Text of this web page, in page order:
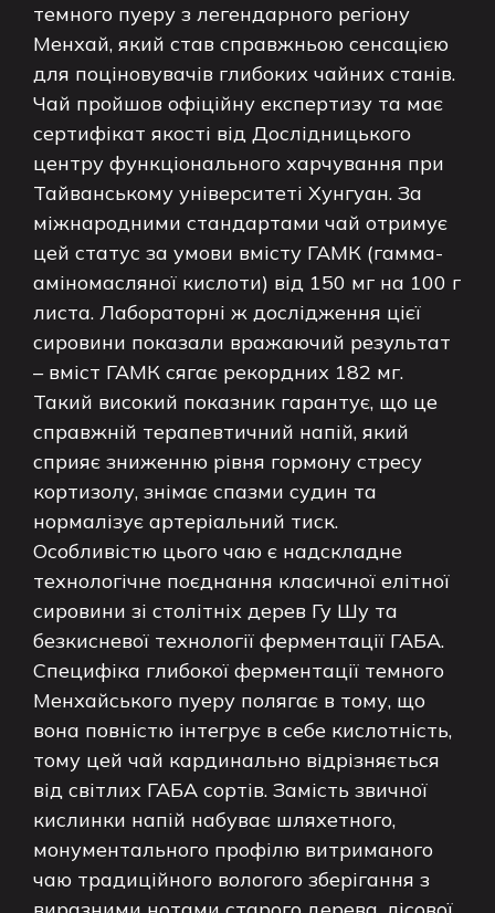
темного пуеру з легендарного регіону
Менхай, який став справжньою сенсацією
для поціновувачів глибоких чайних станів.
Чай пройшов офіційну експертизу та має
сертифікат якості від Дослідницького
центру функціонального харчування при
Тайванському університеті Хунгуан. За
міжнародними стандартами чай отримує
цей статус за умови вмісту ГАМК (гамма-
аміномасляної кислоти) від 150 мг на 100 г
листа. Лабораторні ж дослідження цієї
сировини показали вражаючий результат
– вміст ГАМК сягає рекордних 182 мг.
Такий високий показник гарантує, що це
справжній терапевтичний напій, який
сприяє зниженню рівня гормону стресу
кортизолу, знімає спазми судин та
нормалізує артеріальний тиск.
Особливістю цього чаю є надскладне
технологічне поєднання класичної елітної
сировини зі столітніх дерев Гу Шу та
безкисневої технології ферментації ГАБА.
Специфіка глибокої ферментації темного
Менхайського пуеру полягає в тому, що
вона повністю інтегрує в себе кислотність,
тому цей чай кардинально відрізняється
від світлих ГАБА сортів. Замість звичної
кислинки напій набуває шляхетного,
монументального профілю витриманого
чаю традиційного вологого зберігання з